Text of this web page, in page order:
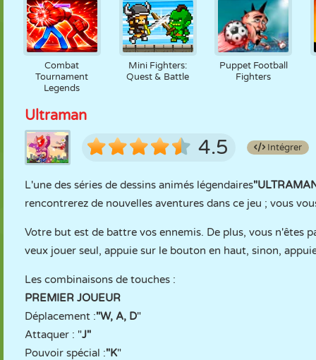
Combat
Tournament
Legends
Mini Fighters:
Quest & Battle
Puppet Football
Fighters
Ultraman
4.5 Intégrer
L'une des séries de dessins animés légendaires
rencontrerez de nouvelles aventures dans ce jeu ; vous
Votre but est de battre vos ennemis. De plus, vous n'êtes
veux jouer seul, appuie sur le bouton en haut, sinon,
Les combinaisons de touches :
PREMIER JOUEUR
Déplacement :"W, A, D"
Attaquer : "J"
Pouvoir spécial :"K"